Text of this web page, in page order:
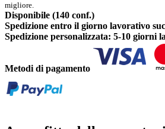
migliore.
Disponibile (140 conf.)
Spedizione entro il giorno lavorativo
Spedizione personalizzata: 5-10 giorni
Metodi di pagamento